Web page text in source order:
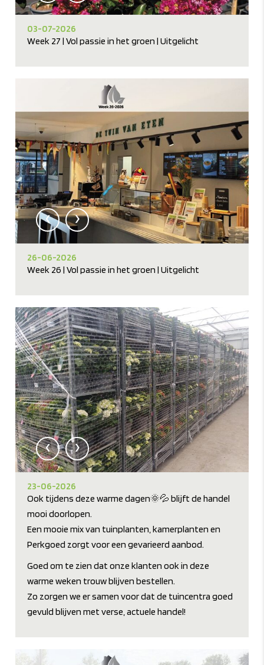
03-07-2026
Week 27 | Vol passie in het groen | Uitgelicht
‹ ›
26-06-2026
Week 26 | Vol passie in het groen | Uitgelicht
‹ ›
23-06-2026
Ook tijdens deze warme dagen🌞💦 blijft de handel
mooi doorlopen.
Een mooie mix van tuinplanten, kamerplanten en
Perkgoed zorgt voor een gevarieerd aanbod.
Goed om te zien dat onze klanten ook in deze
warme weken trouw blijven bestellen.
Zo zorgen we er samen voor dat de tuincentra goed
gevuld blijven met verse, actuele handel!